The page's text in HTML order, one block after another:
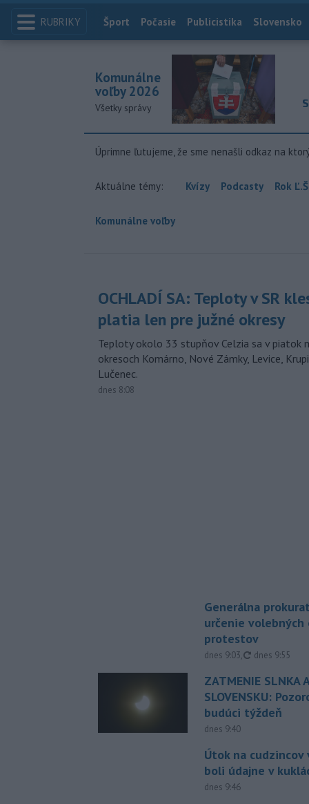
RUBRIKY Index
Šport Počasie Publicistika Slovensko
Komunálne
voľby 2026
Všetky správy
Úprimne ľutujeme, že sme nenašli odkaz na
Aktuálne témy: Kvízy Podcasty Rok
Komunálne voľby
OCHLADÍ SA: Teploty v SR
platia len pre južné okresy
Teploty okolo 33 stupňov Celzia sa v piatok
okresoch Komárno, Nové Zámky, Levice,
Lučenec.
dnes 8:08
Generálna
určenie volebných
protestov
dnes 9:03, aktualizované
dnes 9:55
ZATMENIE SLNKA
SLOVENSKU:
budúci týždeň
dnes 9:40
Útok na
boli údajne v
dnes 9:46